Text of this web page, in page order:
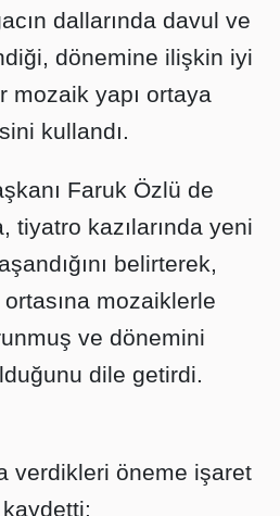
dallarında davul ve
dönemine ilişkin iyi
mozaik yapı ortaya
kullandı.
Faruk Özlü de
tiyatro kazılarında yeni
belirterek,
mozaiklerle
ve dönemini
dile getirdi.
verdikleri öneme işaret